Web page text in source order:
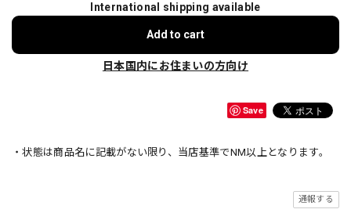
International shipping available
Add to cart
日本国内にお住まいの方向け
Save
・状態は商品名に記載がない限り、当店基準でNM以上となります。
通報する